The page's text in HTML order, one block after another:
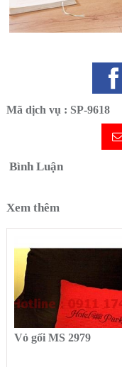
Mã dịch vụ : SP-9618
Bình Luận
Xem thêm
Vỏ gối MS 2979